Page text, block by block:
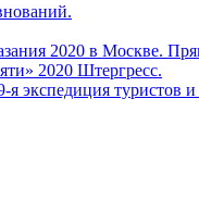
2020 в Москве.
2020 Штергресс.
экспедиция туристов